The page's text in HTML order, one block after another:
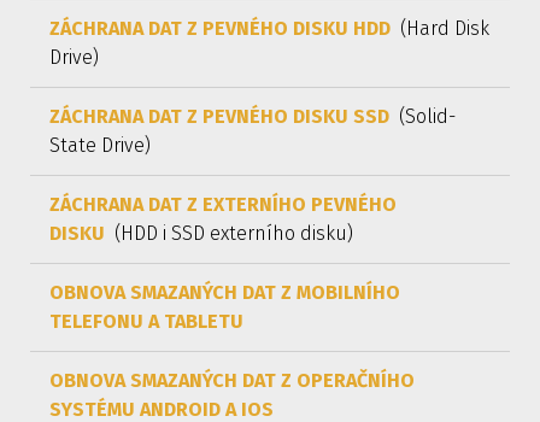
ZÁCHRANA DAT Z PEVNÉHO DISKU HDD (Hard Disk
Drive)
ZÁCHRANA DAT Z PEVNÉHO DISKU SSD (Solid-
State Drive)
ZÁCHRANA DAT Z EXTERNÍHO PEVNÉHO
DISKU (HDD i SSD externího disku)
OBNOVA SMAZANÝCH DAT Z MOBILNÍHO
TELEFONU A TABLETU
OBNOVA SMAZANÝCH DAT Z OPERAČNÍHO
SYSTÉMU ANDROID A IOS